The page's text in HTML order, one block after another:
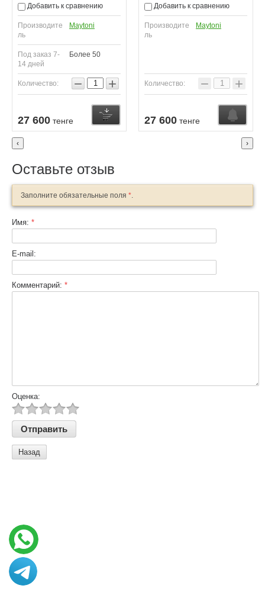
Добавить к сравнению
Производите
ль
Maytoni
Под заказ 7-
14 дней
Более 50
Количество: − +
27 600 тенге
Добавить к сравнению
Производите
ль
Maytoni
Количество: − +
27 600 тенге
Купить
‹ ›
Оставьте отзыв
Заполните обязательные поля *
Имя: *
E-mail:
Комментарий: *
Оценка:
Назад